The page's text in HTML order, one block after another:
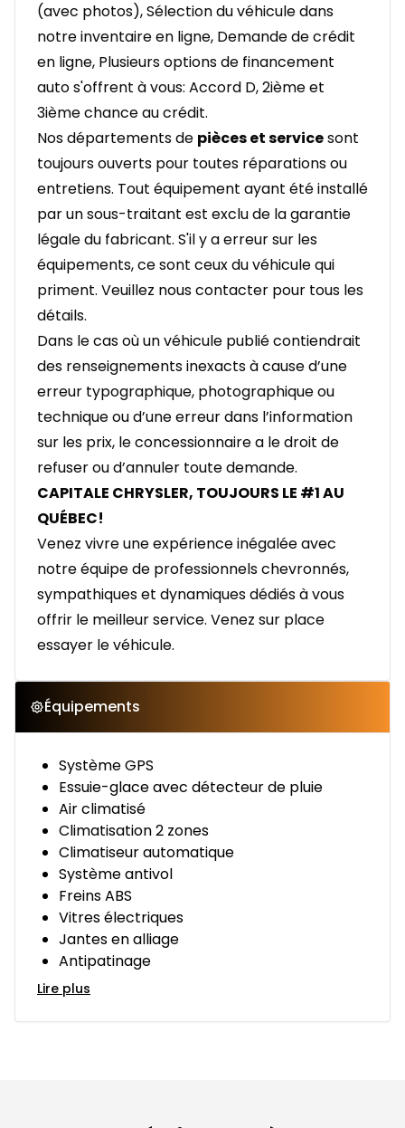
(avec photos), Sélection du véhicule dans
notre inventaire en ligne, Demande de crédit
en ligne, Plusieurs options de financement
auto s'offrent à vous: Accord D, 2ième et
3ième chance au crédit.
Nos départements de pièces et servicesont
toujours ouverts pour toutes réparations ou
entretiens. Tout équipement ayant été installé
par un sous-traitant est exclu de la garantie
légale du fabricant. S'il y a erreur sur les
équipements, ce sont ceux du véhicule qui
priment. Veuillez nous contacter pour tous les
détails.
Dans le cas où un véhicule publié contiendrait
des renseignements inexacts à cause d’une
erreur typographique, photographique ou
technique ou d’une erreur dans l’information
sur les prix, le concessionnaire a le droit de
refuser ou d’annuler toute demande.
CAPITALE CHRYSLER, TOUJOURS LE #1 AU
QUÉBEC!
Venez vivre une expérience inégalée avec
notre équipe de professionnels chevronnés,
sympathiques et dynamiques dédiés à vous
offrir le meilleur service. Venez sur place
essayer le véhicule.
Équipements
Système GPS
Essuie-glace avec détecteur de pluie
Air climatisé
Climatisation 2 zones
Climatiseur automatique
Système antivol
Freins ABS
Vitres électriques
Jantes en alliage
Antipatinage
Lire plus